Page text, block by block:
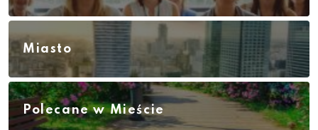
Miasto
Polecane w Mieście